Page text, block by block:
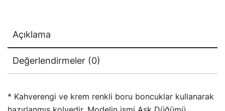
Açıklama
Değerlendirmeler (0)
* Kahverengi ve krem renkli boru boncuklar kullanarak